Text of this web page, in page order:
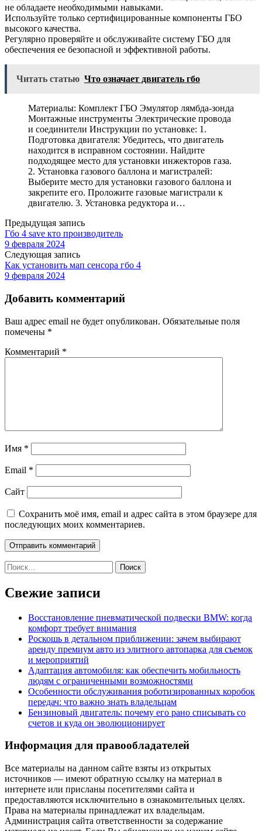
не обладаете необходимыми навыками.
Используйте только сертифицированные компоненты ГБО
высокого качества.
Регулярно проверяйте и обслуживайте систему ГБО для
обеспечения ее безопасной и эффективной работы.
Читать статью Что означает двигатель гбо
Материалы: Комплект ГБО Эмулятор лямбда-зонда
Монтажные инструменты Электрические провода
и соединители Инструкции по установке: 1.
Подготовка двигателя: Убедитесь, что двигатель
находится в исправном состоянии. Найдите
подходящее место для установки инжекторов газа.
2. Установка газового баллона и магистралей:
Выберите место для установки газового баллона и
закрепите его. Проложите газовые магистрали к
двигателю. 3. Установка редуктора и…
Предыдущая запись
Гбо 4 save кто производитель
9 февраля 2024
Следующая запись
Как установить мап сенсора гбо 4
9 февраля 2024
Добавить комментарий
Ваш адрес email не будет опубликован. Обязательные поля
помечены *
Комментарий *
Имя *
Email *
Сайт
Сохранить моё имя, email и адрес сайта в этом браузере для
последующих моих комментариев.
Найти:
Свежие записи
Восстановление пневматической подвески BMW: когда
комфорт требует внимания
Роскошь в детальном приближении: зачем выбирают
аренду премиум авто из элитного автопарка для съемок
и мероприятий
Адаптация автомобиля: как обеспечить мобильность
людям с ограниченными возможностями
Особенности обслуживания роботизированных коробок
передач: что важно знать владельцам
Бензиновый двигатель: почему его рано списывать со
счетов и куда он эволюционирует
Информация для правообладателей
Все материалы на данном сайте взяты из открытых
источников — имеют обратную ссылку на материал в
интернете или присланы посетителями сайта и
предоставляются исключительно в ознакомительных целях.
Права на материалы принадлежат их владельцам.
Администрация сайта ответственности за содержание